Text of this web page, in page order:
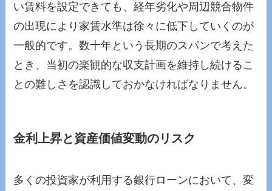
い賃料を設定できても、経年劣化や周辺競合物件
の出現により家賃水準は徐々に低下していくのが
一般的です。数十年という長期のスパンで考えた
とき、当初の楽観的な収支計画を維持し続けるこ
との難しさを認識しておかなければなりません。
金利上昇と資産価値変動のリスク
多くの投資家が利用する銀行ローンにおいて、変